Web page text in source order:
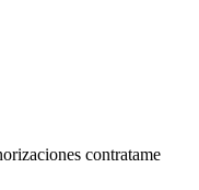
contratame